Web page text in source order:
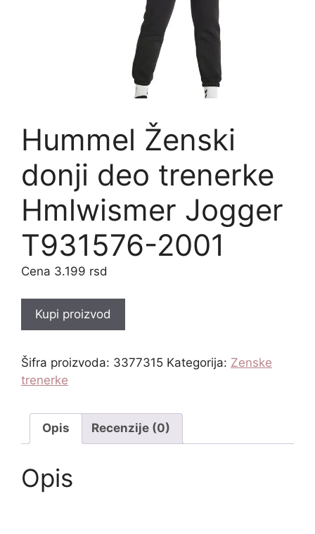
Hummel Ženski
donji deo trenerke
Hmlwismer Jogger
T931576-2001
3.199 rsd
Kupi proizvod
Šifra proizvoda: 3377315 Kategorija: Zenske
trenerke
Opis Recenzije (0)
Opis